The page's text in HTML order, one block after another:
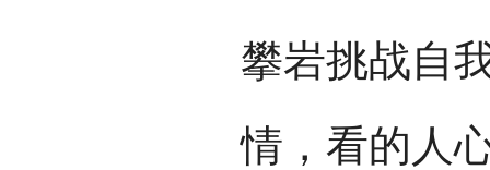
攀岩挑战自
情，看的人